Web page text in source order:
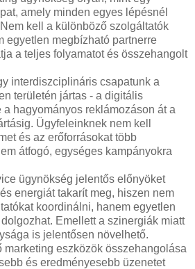
amely minden egyes lépésnél
kell a különböző szolgáltatók
egyetlen megbízható partnerre
a teljes folyamatot és összehangolt
interdiszciplináris csapatunk a
területén jártas - a digitális
hagyományos reklámozáson át a
Ügyfeleinknek nem kell
és az erőforrásokat több
átfogó, egységes kampányokra
ügynökség jelentős előnyöket
energiát takarít meg, hiszen nem
koordinálni, hanem egyetlen
Emellett a szinergiák miatt
is jelentősen növelhető.
marketing eszközök összehangolása
és eredményesebb üzenetet